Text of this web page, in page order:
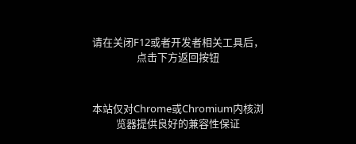
请在关闭F12或者开发者相关工具后，
点击下方返回按钮
本站仅对Chrome或Chromium内核浏
览器提供良好的兼容性保证